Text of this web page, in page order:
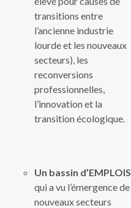
transitions entre
l’ancienne industrie
lourde et les nouveaux
secteurs), les
reconversions
professionnelles,
l’innovation et la
transition écologique.
Un bassin d’EMPLOIS
qui a vu l’émergence de
nouveaux secteurs